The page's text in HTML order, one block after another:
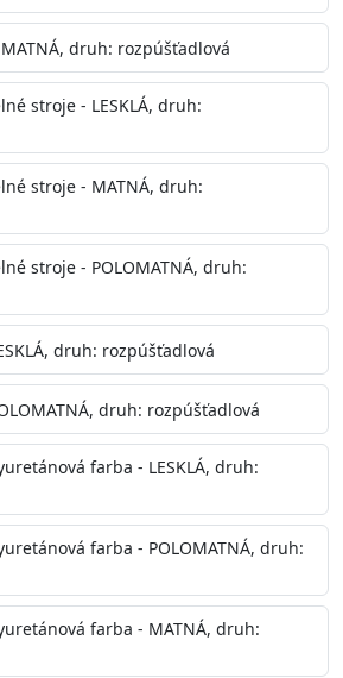
nad 80%.
špeciálne zaobchádzanie na
podľa spôsobu aplikácie
: 3-4 hodiny
9l, 15l
vrstvu
striekacia pištoľ
1
systéme Colorfull: áno
± 0,02 Kg / L (ISO 2811)
čisté, suché, zbavené prachu,
so zlou priľnavosťou. Otvory
putty, Visto alebo Acrylic light
alebo porézne povrchy natreté
druh: rozpúšťadlová
stroje - LESKLÁ, druh:
stroje - MATNÁ, druh:
stroje - POLOMATNÁ, druh:
druh: rozpúšťadlová
druh: rozpúšťadlová
farba - LESKLÁ, druh:
farba - POLOMATNÁ, druh:
farba - MATNÁ, druh: